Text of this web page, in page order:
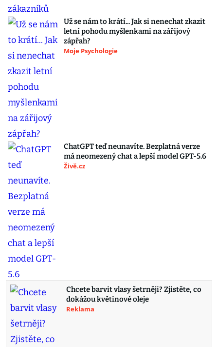
Už se nám to krátí... Jak si nenechat zkazit
letní pohodu myšlenkami na zářijový
zápřah?
Moje Psychologie
ChatGPT teď neunavíte. Bezplatná verze
má neomezený chat a lepší model GPT-5.6
Živě.cz
Chcete barvit vlasy šetrněji? Zjistěte, co
dokážou květinové oleje
Reklama